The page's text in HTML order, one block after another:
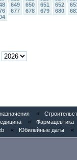
649 650 651 652
677 678 679 680
«
« Фармацевтика
« Юбилейные даты «